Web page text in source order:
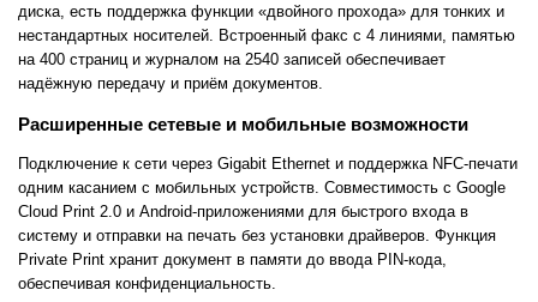
диска, есть поддержка функции «двойного прохода» для тонких и
нестандартных носителей. Встроенный факс с 4 линиями, памятью
на 400 страниц и журналом на 2540 записей обеспечивает
надёжную передачу и приём документов.
Расширенные сетевые и мобильные возможности
Подключение к сети через Gigabit Ethernet и поддержка NFC-печати
одним касанием с мобильных устройств. Совместимость с Google
Cloud Print 2.0 и Android-приложениями для быстрого входа в
систему и отправки на печать без установки драйверов. Функция
Private Print хранит документ в памяти до ввода PIN-кода,
обеспечивая конфиденциальность.